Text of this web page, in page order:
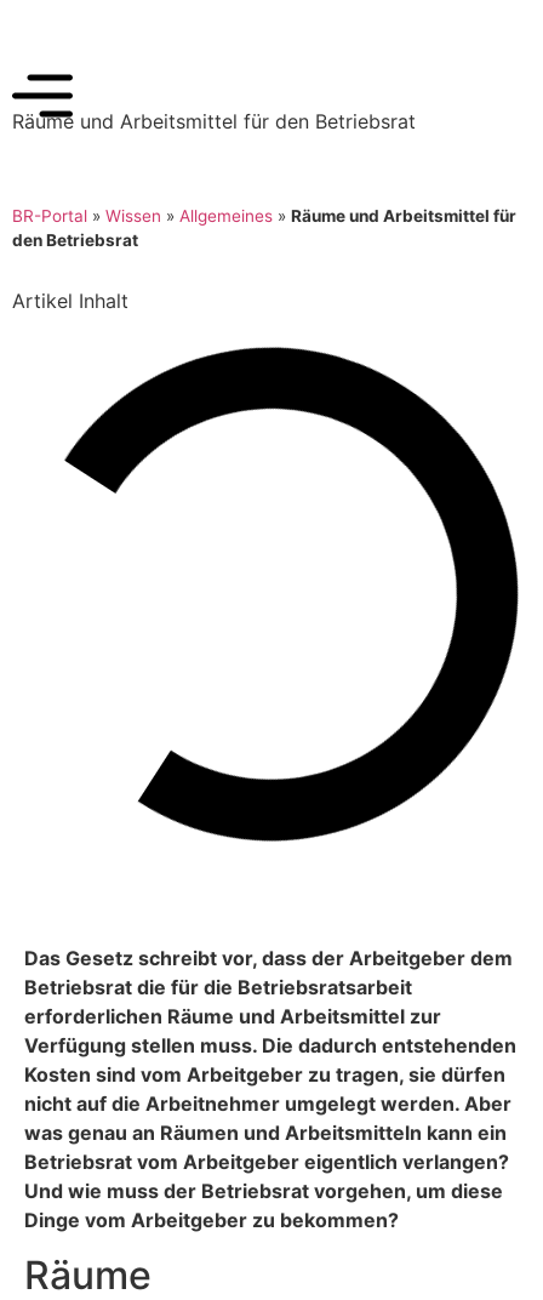
Räume und Arbeitsmittel für den Betriebsrat
BR-Portal » Wissen » Allgemeines » Räume und Arbeitsmittel für
den Betriebsrat
Artikel Inhalt
Das Gesetz schreibt vor, dass der Arbeitgeber dem
Betriebsrat die für die Betriebsratsarbeit
erforderlichen Räume und Arbeitsmittel zur
Verfügung stellen muss. Die dadurch entstehenden
Kosten sind vom Arbeitgeber zu tragen, sie dürfen
nicht auf die Arbeitnehmer umgelegt werden. Aber
was genau an Räumen und Arbeitsmitteln kann ein
Betriebsrat vom Arbeitgeber eigentlich verlangen?
Und wie muss der Betriebsrat vorgehen, um diese
Dinge vom Arbeitgeber zu bekommen?
Räume